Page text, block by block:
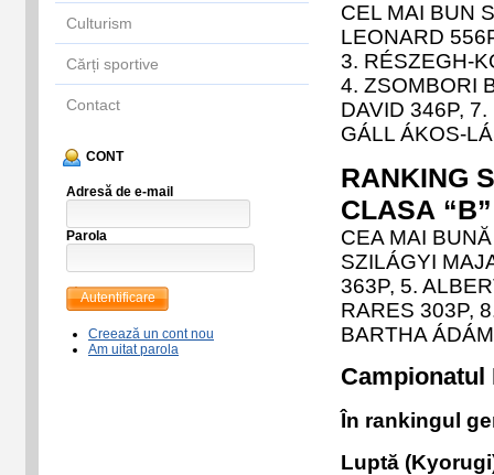
Culturism
Cărți sportive
Contact
CONT
Adresă de e-mail
Parola
Autentificare
Creează un cont nou
Am uitat parola
CEL MAI BUN
LEONARD
3. RÉSZEGH-
4. ZSOMBORI
DAVID 346P,
GÁLL ÁKOS-
RANKING
CLASA
CEA MAI
SZILÁGYI
363P, 5.
RARES 303P,
BARTHA
Campionatul
În rankingul
Luptă